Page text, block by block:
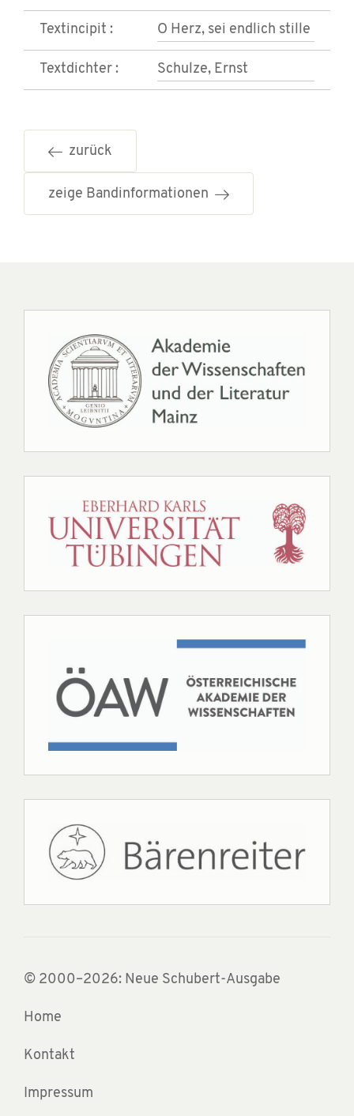
Textincipit : O Herz, sei endlich stille
Textdichter : Schulze, Ernst
zurück
zeige Bandinformationen
© 2000–2026: Neue Schubert-Ausgabe
Home
Kontakt
Impressum